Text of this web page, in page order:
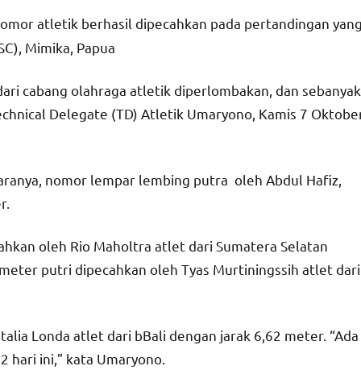
atletik berhasil dipecahkan pada pertandingan
Mimika, Papua
cabang olahraga atletik diperlombakan, dan sebanyak
Delegate (TD) Atletik Umaryono, Kamis 7
nomor lempar lembing putra oleh Abdul Hafiz,
oleh Rio Maholtra atlet dari Sumatera Selatan
putri dipecahkan oleh Tyas Murtiningssih atlet dari
Londa atlet dari bBali dengan jarak 6,62 meter. “Ada
hari ini,” kata Umaryono.